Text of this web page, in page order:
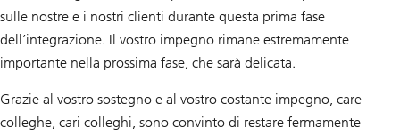
sulle nostre e i nostri clienti durante questa prima fase
dell’integrazione. Il vostro impegno rimane estremamente
importante nella prossima fase, che sarà delicata.
Grazie al vostro sostegno e al vostro costante impegno, care
colleghe, cari colleghi, sono convinto di restare fermamente